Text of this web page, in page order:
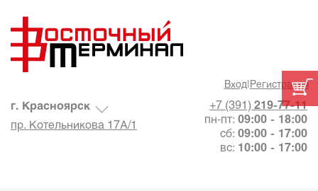
Вход| Регистрация
+7 (391) 219-77-11
пн-пт: 09:00 - 18:00
сб: 09:00 - 17:00
вс: 10:00 - 17:00
г. Красноярск
пр. Котельникова 17А/1